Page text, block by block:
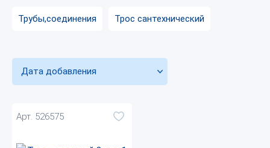
Трубы,соединения Трос сантехнический
Дата добавления
Арт. 526575